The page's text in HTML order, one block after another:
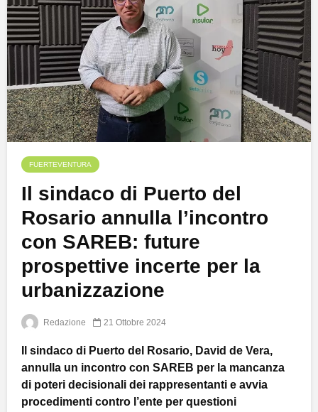
FUERTEVENTURA
Il sindaco di Puerto del
Rosario annulla l’incontro
con SAREB: future
prospettive incerte per la
urbanizzazione
Redazione 21 Ottobre 2024
Il sindaco di Puerto del Rosario, David de Vera,
annulla un incontro con SAREB per la mancanza
di poteri decisionali dei rappresentanti e avvia
procedimenti contro l’ente per questioni